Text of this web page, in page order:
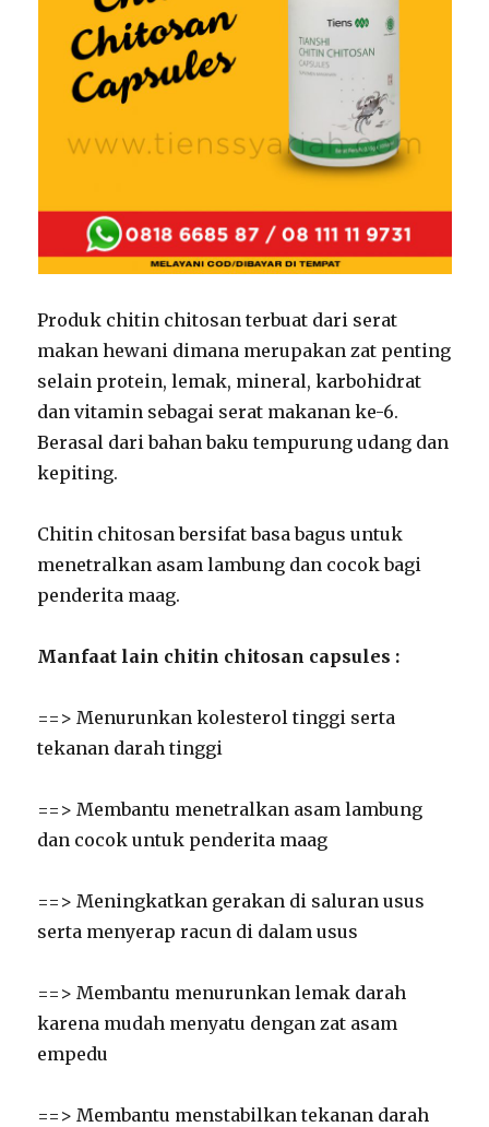
Produk chitin chitosan terbuat dari serat
makan hewani dimana merupakan zat penting
selain protein, lemak, mineral, karbohidrat
dan vitamin sebagai serat makanan ke-6.
Berasal dari bahan baku tempurung udang dan
kepiting.
Chitin chitosan bersifat basa bagus untuk
menetralkan asam lambung dan cocok bagi
penderita maag.
Manfaat lain chitin chitosan capsules :
==> Menurunkan kolesterol tinggi serta
tekanan darah tinggi
==> Membantu menetralkan asam lambung
dan cocok untuk penderita maag
==> Meningkatkan gerakan di saluran usus
serta menyerap racun di dalam usus
==> Membantu menurunkan lemak darah
karena mudah menyatu dengan zat asam
empedu
==> Membantu menstabilkan tekanan darah